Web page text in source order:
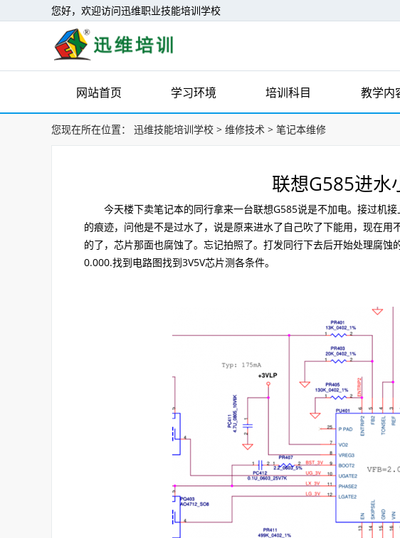
您好，欢迎访问迅维职业技能培训学校
网站首页 学习环境 培训科目 教学内
您现在所在位置： 迅维技能培训学校 > 维修技术 > 笔记本维修
联想G585进水
今天楼下卖笔记本的同行拿来一台联想G585说是不加电。接过机接
的痕迹，问他是不是过水了，说是原来进水了自己吹了下能用，现在用
的了，芯片那面也腐蚀了。忘记拍照了。打发同行下去后开始处理腐
0.000.找到电路图找到3V5V芯片测各条件。